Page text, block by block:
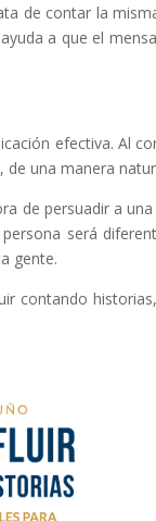
de contar la
a que el
efectiva. Al
de una manera
de persuadir a
será
gente.
contando